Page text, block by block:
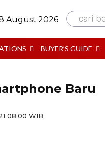
August 2026 cari
BUYER’S GUIDE
Baru
08:00 WIB